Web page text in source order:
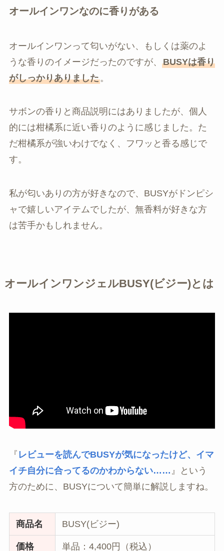
オールインワンなのに香りがある
オールインワンって匂いがない、もしくは薬のよ
うな香りのイメージだったのですが、 BUSYは香り
がしっかりありました。
サボンの香りと商品説明にはありましたが、個人
的には柑橘系に近い香りのように感じました。た
だ柑橘系が強いわけでなく、フワッと香る感じで
す。
私が匂いありの方が好きなので、BUSYがドンピシ
ャで嬉しいアイテムでしたが、無香料が好きな方
は苦手かもしれません。
オールインワンジェルBUSY(ビジー)とは
『 レビューを読んでBUSYが気になったけど、イマ
イチ自分に合ってるのかわからない…… 』という
方のために、BUSYについて簡単に解説しますね。
商品名 BUSY(ビジー)
価格 単品：4,400円（税込）